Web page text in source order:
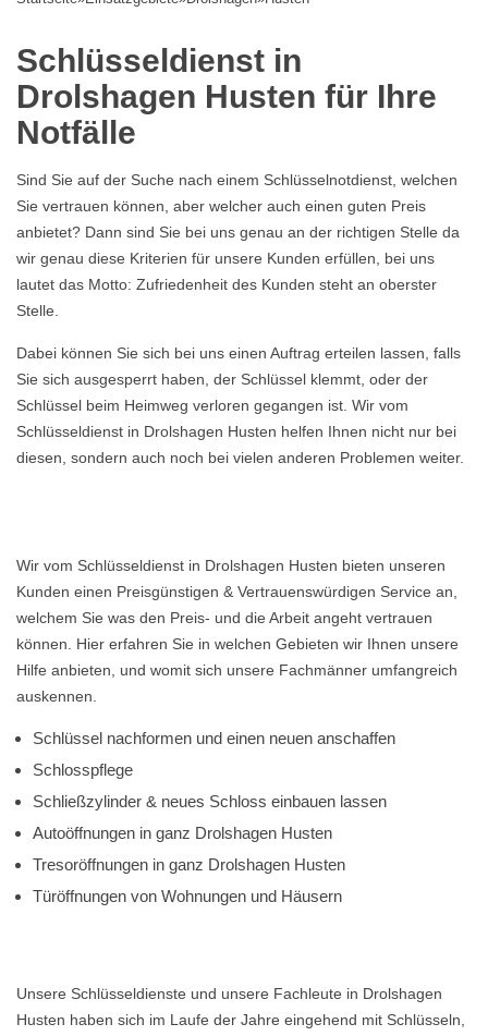
Schlüsseldienst in
Drolshagen Husten für Ihre
Notfälle
Sind Sie auf der Suche nach einem Schlüsselnotdienst, welchen
Sie vertrauen können, aber welcher auch einen guten Preis
anbietet? Dann sind Sie bei uns genau an der richtigen Stelle da
wir genau diese Kriterien für unsere Kunden erfüllen, bei uns
lautet das Motto: Zufriedenheit des Kunden steht an oberster
Stelle.
Dabei können Sie sich bei uns einen Auftrag erteilen lassen, falls
Sie sich ausgesperrt haben, der Schlüssel klemmt, oder der
Schlüssel beim Heimweg verloren gegangen ist. Wir vom
Schlüsseldienst in Drolshagen Husten helfen Ihnen nicht nur bei
diesen, sondern auch noch bei vielen anderen Problemen weiter.
Wir vom Schlüsseldienst in Drolshagen Husten bieten unseren
Kunden einen Preisgünstigen & Vertrauenswürdigen Service an,
welchem Sie was den Preis- und die Arbeit angeht vertrauen
können. Hier erfahren Sie in welchen Gebieten wir Ihnen unsere
Hilfe anbieten, und womit sich unsere Fachmänner umfangreich
auskennen.
Schlüssel nachformen und einen neuen anschaffen
Schlosspflege
Schließzylinder & neues Schloss einbauen lassen
Autoöffnungen in ganz Drolshagen Husten
Tresoröffnungen in ganz Drolshagen Husten
Türöffnungen von Wohnungen und Häusern
Unsere Schlüsseldienste und unsere Fachleute in Drolshagen
Husten haben sich im Laufe der Jahre eingehend mit Schlüsseln,